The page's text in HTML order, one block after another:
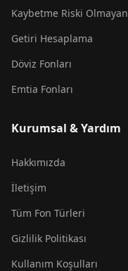
Kaybetme Riski Olmayan
Getiri Hesaplama
Döviz Fonları
Emtia Fonları
Kurumsal & Yardım
Hakkımızda
İletişim
Tüm Fon Türleri
Gizlilik Politikası
Kullanım Koşulları